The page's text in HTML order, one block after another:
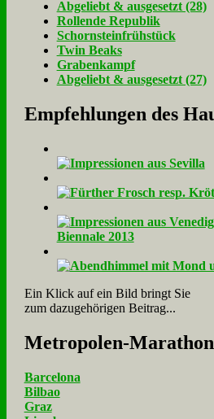
Ab­ge­liebt & aus­ge­setzt (28)
Rol­len­de Re­pu­blik
Schorn­stein­früh­stück
Twin Beaks
Gra­ben­kampf
Ab­ge­liebt & aus­ge­setzt (27)
Empfehlungen des
Ein Klick auf ein Bild bringt Sie
zum dazugehörigen Beitrag...
Me­tro­po­len-
Barcelona
Bilbao
Graz